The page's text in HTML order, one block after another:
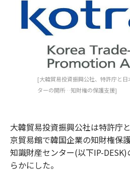
e
r
[大韓貿易投資振興公社、特許庁と
ターの開所…知財権の保護支援]
大韓貿易投資振興公社は特許庁
京貿易館で韓国企業の知財権保
知識財産センター(以下IP-
らかにした。